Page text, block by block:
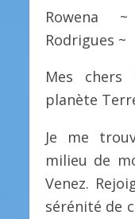
Rowena
Rodrigues ~
Mes
planète
Je me
milieu de
Venez.
sérénité de